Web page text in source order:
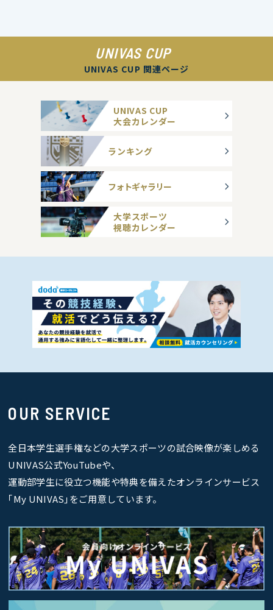
UNIVAS CUP
UNIVAS CUP 関連ページ
UNIVAS CUP
大会カレンダー
ランキング
フォトギャラリー
大学スポーツ
視聴カレンダー
OUR SERVICE
全日本学生選手権などの大学スポーツの試合映像が楽しめる
UNIVAS公式YouTubeや、
運動部学生に役立つ機能や特典を備えたオンラインサービス
｢My UNIVAS｣をご用意しています。